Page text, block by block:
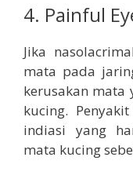
4. Painful
Jika
mata pada
kerusakan mata
kucing.
indiasi yang
mata kucing